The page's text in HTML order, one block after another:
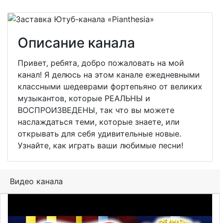
Описание канала
Привет, ребята, добро пожаловать на мой
канал! Я делюсь на этом канале ежедневными
классными шедеврами фортепьяно от великих
музыкантов, которые РЕАЛЬНЫ и
ВОСПРОИЗВЕДЕНЫ, так что вы можете
наслаждаться теми, которые знаете, или
открывать для себя удивительные новые.
Узнайте, как играть ваши любимые песни!
Видео канала